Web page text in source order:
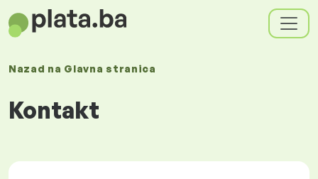
Nazad na Glavna stranica
Kontakt